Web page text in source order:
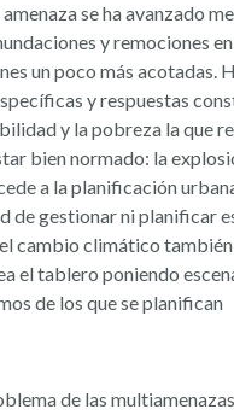
amenaza se ha avanzado
y remociones
un poco más acotadas.
y respuestas
y la pobreza la que
bien normado: la
a la planificación
de gestionar ni planificar
cambio climático también
el tablero poniendo
de los que se planifican
de las